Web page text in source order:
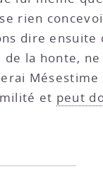
rien
dire ensuite
la honte, ne
Mésestime
et peut